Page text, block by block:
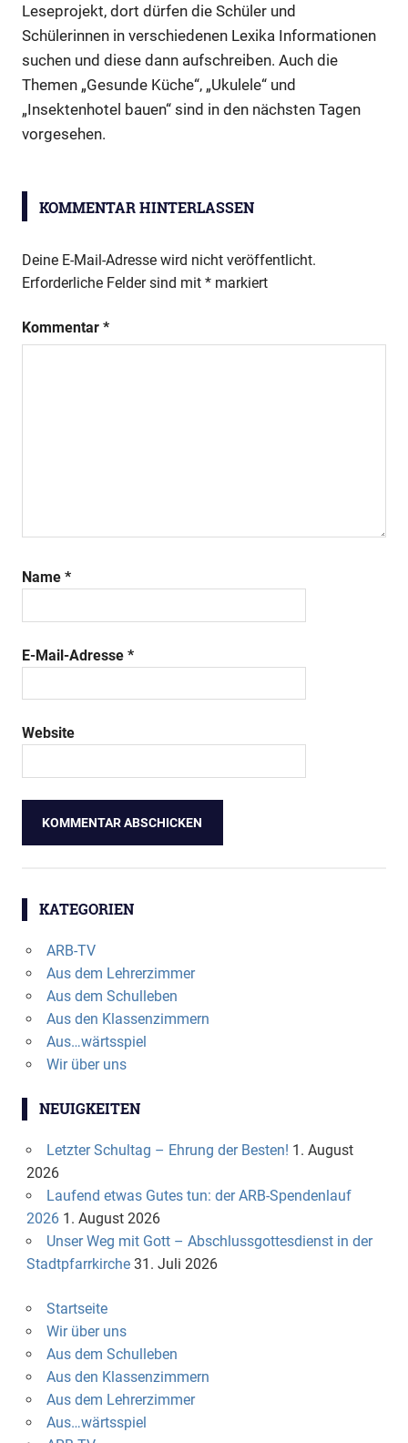
Leseprojekt, dort dürfen die Schüler und
Schülerinnen in verschiedenen Lexika Informationen
suchen und diese dann aufschreiben. Auch die
Themen „Gesunde Küche“, „Ukulele“ und
„Insektenhotel bauen“ sind in den nächsten Tagen
vorgesehen.
KOMMENTAR HINTERLASSEN
Deine E-Mail-Adresse wird nicht veröffentlicht.
Erforderliche Felder sind mit * markiert
Kommentar *
Name *
E-Mail-Adresse *
Website
KATEGORIEN
ARB-TV
Aus dem Lehrerzimmer
Aus dem Schulleben
Aus den Klassenzimmern
Aus…wärtsspiel
Wir über uns
NEUIGKEITEN
Letzter Schultag – Ehrung der Besten! 1. August
2026
Laufend etwas Gutes tun: der ARB-Spendenlauf
2026 1. August 2026
Unser Weg mit Gott – Abschlussgottesdienst in der
Stadtpfarrkirche 31. Juli 2026
Startseite
Wir über uns
Aus dem Schulleben
Aus den Klassenzimmern
Aus dem Lehrerzimmer
Aus…wärtsspiel